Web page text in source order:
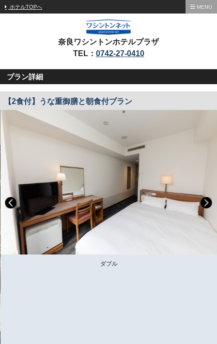
ホテルTOPへ MENU
奈良ワシントンホテルプラザ
TEL： 0742-27-0410
プラン詳細
【2食付】うな重御膳と朝食付プラン
ダブル